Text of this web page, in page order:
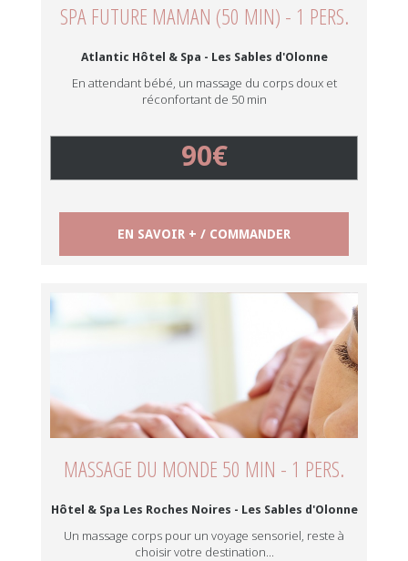
SPA FUTURE MAMAN (50 MIN) - 1 PERS.
Atlantic Hôtel & Spa - Les Sables d'Olonne
En attendant bébé, un massage du corps doux et
réconfortant de 50 min
90€
EN SAVOIR + / COMMANDER
MASSAGE DU MONDE 50 MIN - 1 PERS.
Hôtel & Spa Les Roches Noires - Les Sables d'Olonne
Un massage corps pour un voyage sensoriel, reste à
choisir votre destination...